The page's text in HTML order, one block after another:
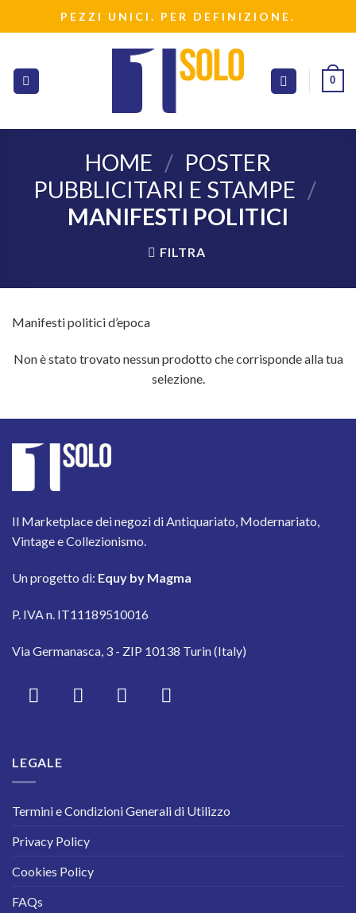
ai
PEZZI UNICI. PER DEFINIZIONE.
0
HOME / POSTER
PUBBLICITARI E STAMPE /
MANIFESTI POLITICI
FILTRA
Manifesti politici d’epoca
Non è stato trovato nessun prodotto che corrisponde alla tua
selezione.
Il Marketplace dei negozi di Antiquariato, Modernariato,
Vintage e Collezionismo.
Un progetto di: Equy by Magma
P. IVA n. IT11189510016
Via Germanasca, 3 - ZIP 10138 Turin (Italy)
LEGALE
Termini e Condizioni Generali di Utilizzo
Privacy Policy
Cookies Policy
FAQs